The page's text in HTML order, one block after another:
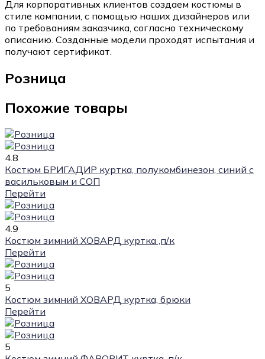
Для корпоративных клиентов создаем костюмы в
стиле компании, с помощью наших дизайнеров или
по требованиям заказчика, согласно техническому
описанию. Созданные модели проходят испытания и
получают сертификат.
Розница
Похожие товары
4.8
Костюм БРИГАДИР куртка, полукомбинезон, синий с
васильковым и СОП
Перейти
4.9
Костюм зимний ХОВАРД куртка ,п/к
Перейти
5
Костюм зимний ХОВАРД куртка, брюки
Перейти
5